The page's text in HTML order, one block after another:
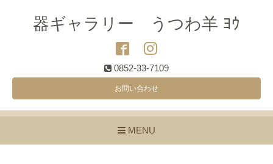
器ギャラリー うつわ羊 ﾖｳ
0852-33-7109
お問い合わせ
MENU